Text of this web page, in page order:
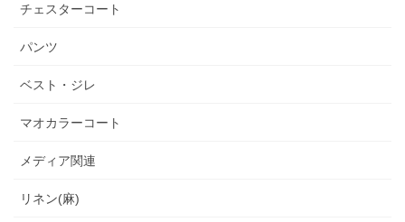
チェスターコート
パンツ
ベスト・ジレ
マオカラーコート
メディア関連
リネン(麻)